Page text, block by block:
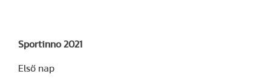
Sportinno 2021
Első nap